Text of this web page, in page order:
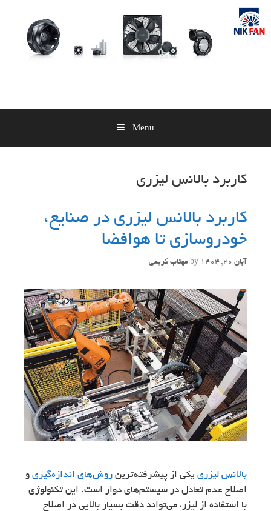
Skip
content
Menu
کاربرد بالانس لیزری
کاربرد بالانس لیزری در صنایع،
خودروسازی تا هوافضا
آبان 20, 1404 by مهتاب کریمی
بالانس لیزری یکی از پیشرفته‌ترین روش‌های اندازه‌گیری و
اصلاح عدم تعادل در سیستم‌های دوار است. این تکنولوژی
با استفاده از لیزر، می‌تواند دقت بسیار بالایی در اصلاح